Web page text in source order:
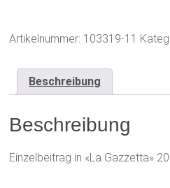
dei
79-
Menge
Artikelnummer: 103319-11
Beschreibung
Beschreibung
Einzelbeitrag in «La Gazzetta»